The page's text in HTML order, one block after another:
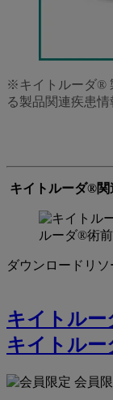
※キイトルーダ®
る製品関連疾患
キイトルーダ®関
ダウンロードリソ
キイトルー
キイトル
会員